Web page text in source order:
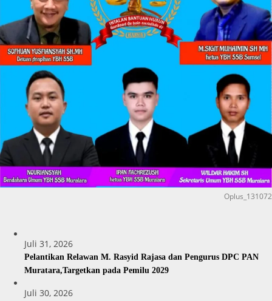
Oplus_131072
Juli 31, 2026
Pelantikan Relawan M. Rasyid Rajasa dan Pengurus DPC PAN
Muratara,Targetkan pada Pemilu 2029
Juli 30, 2026